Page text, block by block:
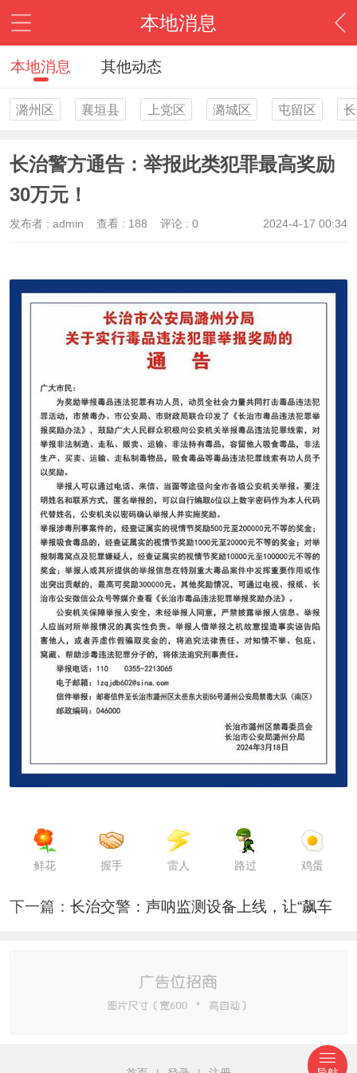
本地消息
本地消息 其他动态
潞州区 襄垣县 上党区 潞城区 屯留区
长治警方通告：举报此类犯罪最高奖励
30万元！
2024-4-17 00:34
发布者 : admin 查看 : 188 评论 : 0
鲜花 握手 雷人 路过 鸡蛋
下一篇： 长治交警：声呐监测设备上线，让“飙车